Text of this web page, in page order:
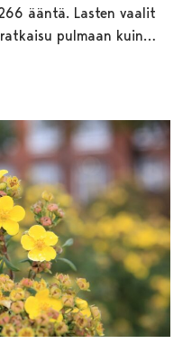
ääntä. Lasten vaalit
pulmaan kuin…